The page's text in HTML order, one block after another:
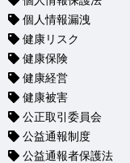
個人情報漏洩
健康リスク
健康保険
健康経営
健康被害
公正取引委員会
公益通報制度
公益通報者保護法